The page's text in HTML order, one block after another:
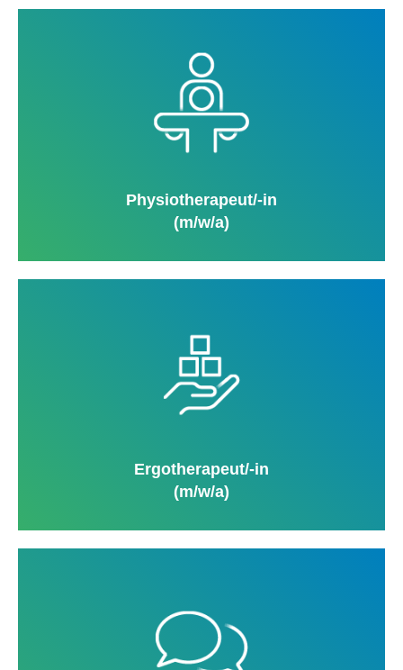
Physiotherapeut/-in
(m/w/a)
Ergotherapeut/-in
(m/w/a)